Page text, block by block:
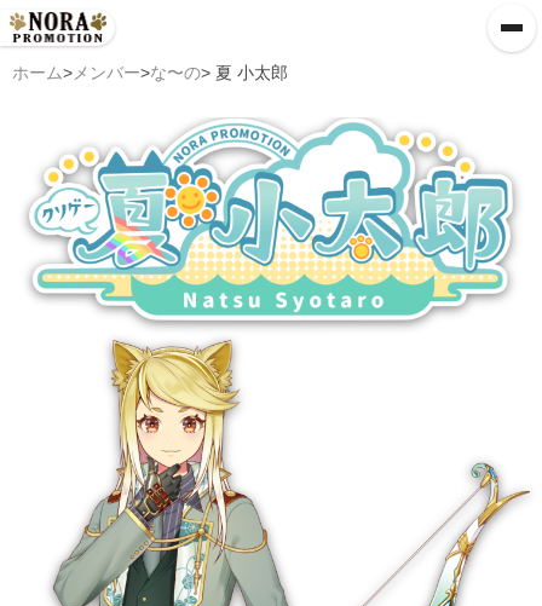
ホーム> メンバー>な〜の> 夏 小太郎